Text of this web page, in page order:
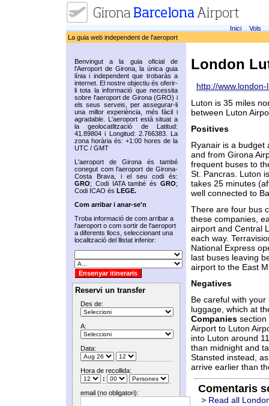
Inici
Vols
La guia web independent de l'aeroport
Benvingut a la guia oficial de
l'Aeroport de Girona, la única guia
línia i independent que trobaràs a
internet. El nostre objectiu és oferir-
li tota la informació que necessita
sobre l'aeroport de Girona (GRO) i
els seus serveis, per assegurar-li
una millor experiència, més fàcil i
agradable. L'aeroport està situat a
la geolocatlització de Latitud:
41.89804 i Longitud: 2.766383. La
zona horària és: +1:00 hores de la
UTC / GMT
L'aeroport de Girona és també
conegut com l'aeroport de Girona-
Costa Brava, i el seu codi és:
GRO; Codi IATA també és GRO;
Codi ICAO és LEGE.
Com arribar i anar-se'n
Troba informació de com arribar a
l'aeroport o com sortir de l'aeroport
a diferents llocs, seleccionant una
localització del llistat inferior:
Reservi un transfer
Des de:
A:
Data:
Hora de recollida:
:
email (no obligatori):
London
http://
Luton is 35 miles
between Luton
Positives
Ryanair is a budget
and from Girona
frequent buses to
St. Pancras. Luton
takes 25 minutes
well connected to
There are four bus
these companies,
airport and Central
each way.
National Express
last buses leaving
airport to the East
Negatives
Be careful with
luggage, which at
Companies section
Airport to Luton
into Luton around
than midnight and
Stansted instead,
arrive earlier than
Comentaris
> Read all